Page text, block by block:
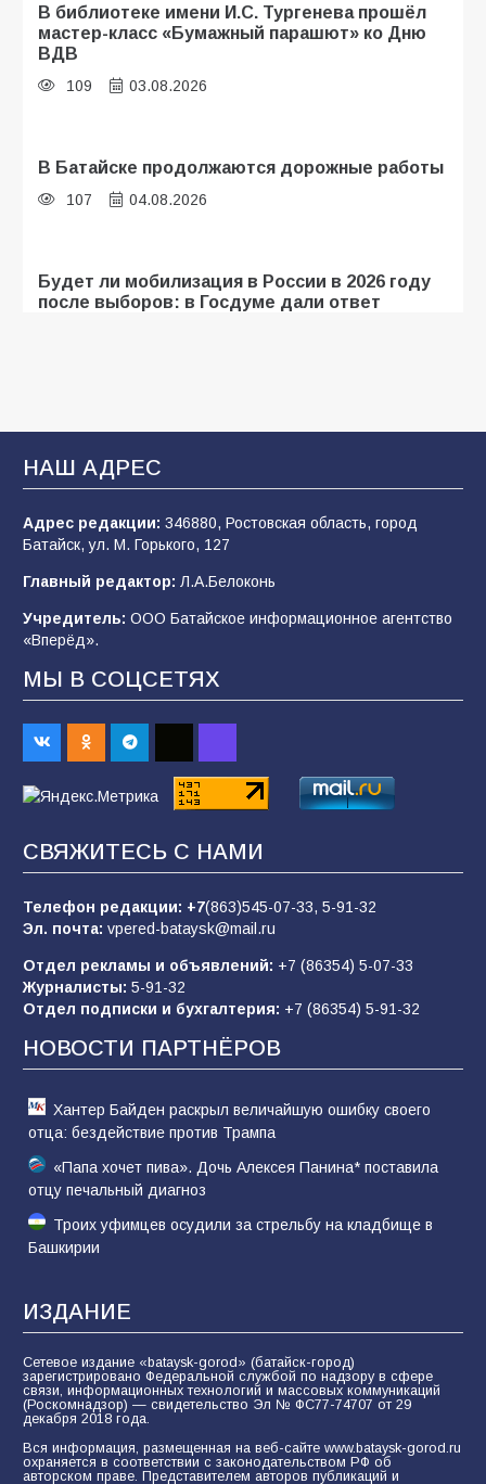
В библиотеке имени И.С. Тургенева прошёл
мастер-класс «Бумажный парашют» ко Дню
ВДВ
109 03.08.2026
В Батайске продолжаются дорожные работы
107 04.08.2026
Будет ли мобилизация в России в 2026 году
после выборов: в Госдуме дали ответ
деле происходит в армии России в августе
2026 года
107 03.08.2026
строительные профессии в ходе
спортивного праздника
89
«Слухами Москву не возьмёшь»: почему
заявления Киева о мобилизации — это
отчаяние, а не разведка
83 02.08.2026
Батайчане вышли в финал Всероссийского
конкурса «Большая перемена»
62 04.08.2026
Командовал боем до последнего: герой
61 05.08.2026
НАШ АДРЕС
Адрес редакции: 346880, Ростовская область, город
Батайск, ул. М. Горького, 127
Главный редактор: Л.А.Белоконь
Учредитель: ООО Батайское информационное агентство
«Вперёд».
МЫ В СОЦСЕТЯХ
СВЯЖИТЕСЬ С НАМИ
Телефон редакции: +7(863)545-07-33, 5-91-32
Эл. почта: vpered-bataysk@mail.ru
Отдел рекламы и объявлений: +7 (86354) 5-07-33
Журналисты: 5-91-32
Отдел подписки и бухгалтерия: +7 (86354) 5-91-32
НОВОСТИ ПАРТНЁРОВ
Хантер Байден раскрыл величайшую ошибку своего
отца: бездействие против Трампа
«Папа хочет пива». Дочь Алексея Панина* поставила
отцу печальный диагноз
Троих уфимцев осудили за стрельбу на кладбище в
Башкирии
ИЗДАНИЕ
Сетевое издание «bataysk-gorod» (батайск-город)
зарегистрировано Федеральной службой по надзору в сфере
связи, информационных технологий и массовых коммуникаций
(Роскомнадзор) — свидетельство Эл № ФС77-74707 от 29
декабря 2018 года.
Вся информация, размещенная на веб-сайте www.bataysk-gorod.ru
охраняется в соответствии с законодательством РФ об
авторском праве. Представителем авторов публикаций и